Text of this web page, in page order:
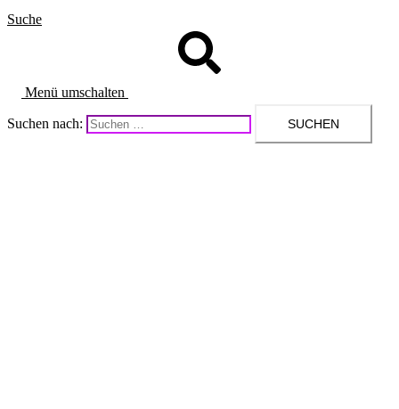
Suche
Menü umschalten
Suchen nach: